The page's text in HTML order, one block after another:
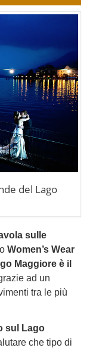
del Lago
sulle
Women’s Wear
Maggiore è il
ad un
tra le più
sul Lago
che tipo di